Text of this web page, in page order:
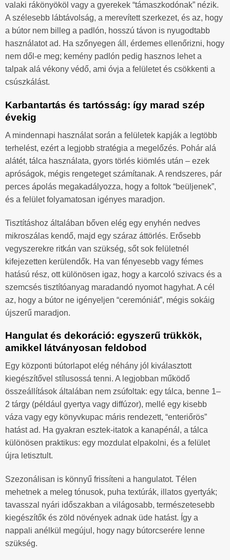
valaki rákönyököl vagy a gyerekek “támaszkodónak” nézik.
A szélesebb lábtávolság, a merevített szerkezet, és az, hogy
a bútor nem billeg a padlón, hosszú távon is nyugodtabb
használatot ad. Ha szőnyegen áll, érdemes ellenőrizni, hogy
nem dől-e meg; kemény padlón pedig hasznos lehet a
talpak alá vékony védő, ami óvja a felületet és csökkenti a
csúszkálást.
Karbantartás és tartósság: így marad szép
évekig
A mindennapi használat során a felületek kapják a legtöbb
terhelést, ezért a legjobb stratégia a megelőzés. Pohár alá
alátét, tálca használata, gyors törlés kiömlés után – ezek
apróságok, mégis rengeteget számítanak. A rendszeres, pár
perces ápolás megakadályozza, hogy a foltok “beüljenek”,
és a felület folyamatosan igényes maradjon.
Tisztításhoz általában bőven elég egy enyhén nedves
mikroszálas kendő, majd egy száraz áttörlés. Erősebb
vegyszerekre ritkán van szükség, sőt sok felületnél
kifejezetten kerülendők. Ha van fényesebb vagy fémes
hatású rész, ott különösen igaz, hogy a karcoló szivacs és a
szemcsés tisztítóanyag maradandó nyomot hagyhat. A cél
az, hogy a bútor ne igényeljen “ceremóniát”, mégis sokáig
újszerű maradjon.
Hangulat és dekoráció: egyszerű trükkök,
amikkel látványosan feldobod
Egy központi bútorlapot elég néhány jól kiválasztott
kiegészítővel stílusossá tenni. A legjobban működő
összeállítások általában nem zsúfoltak: egy tálca, benne 1–
2 tárgy (például gyertya vagy diffúzor), mellé egy kisebb
váza vagy egy könyvkupac máris rendezett, “enteriőrös”
hatást ad. Ha gyakran esztek-itatok a kanapénál, a tálca
különösen praktikus: egy mozdulat elpakolni, és a felület
újra letisztult.
Szezonálisan is könnyű frissíteni a hangulatot. Télen
mehetnek a meleg tónusok, puha textúrák, illatos gyertyák;
tavasszal nyári időszakban a világosabb, természetesebb
kiegészítők és zöld növények adnak üde hatást. Így a
nappali anélkül megújul, hogy nagy bútorcserére lenne
szükség.